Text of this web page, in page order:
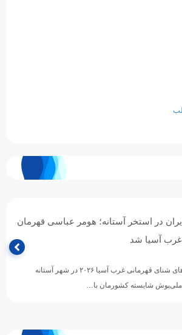
در استخر آستانه؛ هومر عباسی قهرمان
در نخستین روز از رقابت‌های شنای قهرمانی غرب آسیا ۲۰۲۶ در شهر آستانه
شایسته کشورمان با…